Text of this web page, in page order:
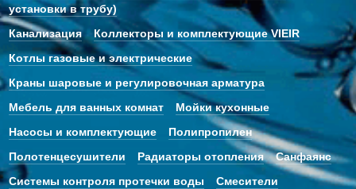
установки в трубу)
Канализация
Коллекторы и комплектующие VIEIR
Котлы газовые и электрические
Краны шаровые и регулировочная арматура
Мебель для ванных комнат
Мойки кухонные
Насосы и комплектующие
Полипропилен
Полотенцесушители
Радиаторы отопления
Санфаянс
Системы контроля протечки воды
Смесители